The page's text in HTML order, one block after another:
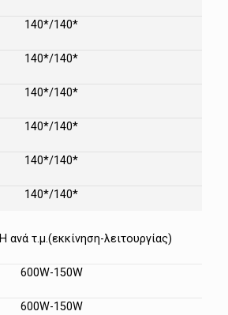
140*/140*
140*/140*
140*/140*
140*/140*
140*/140*
140*/140*
τ.μ.(εκκίνηση-λειτουργίας)
600W-150W
600W-150W